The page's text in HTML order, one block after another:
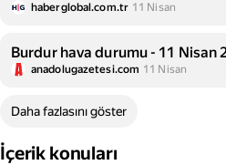
haberglobal.com.tr 11 Nisan
Burdur hava durumu - 11 Nisan
anadolugazetesi.com 11 Nisan
Daha fazlasını göster
İçerik konuları